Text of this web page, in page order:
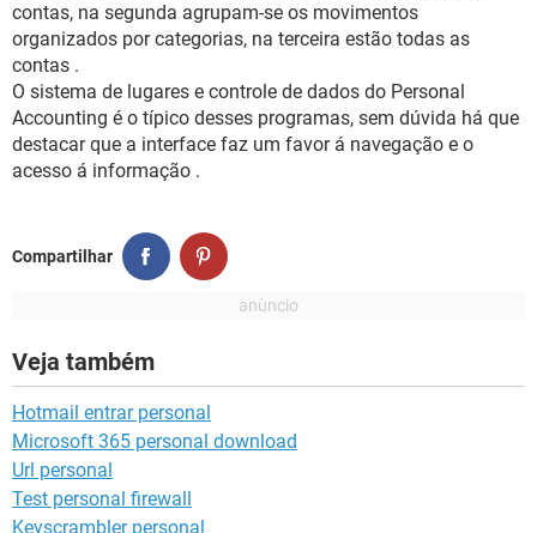
contas, na segunda agrupam-se os movimentos
organizados por categorias, na terceira estão todas as
contas .
O sistema de lugares e controle de dados do Personal
Accounting é o típico desses programas, sem dúvida há que
destacar que a interface faz um favor á navegação e o
acesso á informação .
Compartilhar
Veja também
Hotmail entrar personal
Microsoft 365 personal download
Url personal
Test personal firewall
Keyscrambler personal